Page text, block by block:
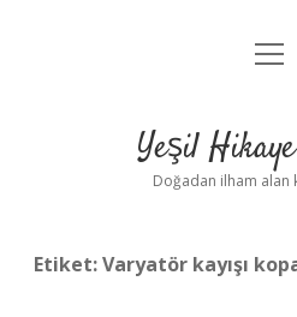
Anasayfa
Yasal
Yeşil
Doğadan ilham alan
Etiket:Varyatör kayışı